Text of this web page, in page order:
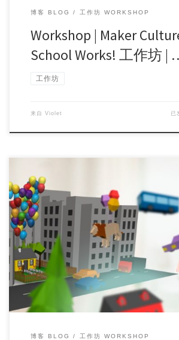
博客 BLOG 工作坊 WORKSHOP
Workshop | Maker
School Works! 工作坊 |
工作坊
来自 Violet 已
Workshop Topic 工作坊主题: Integrating VR in
博客 BLOG 工作坊 WORKSHOP